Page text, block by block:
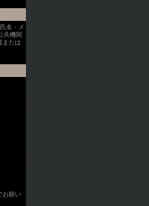
名・メ
共機関
または
お願い